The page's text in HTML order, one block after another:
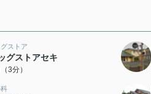
グストア
グストアセキ
3分）